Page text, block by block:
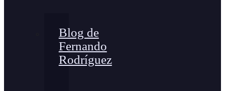
Blog de
Fernando
Rodríguez